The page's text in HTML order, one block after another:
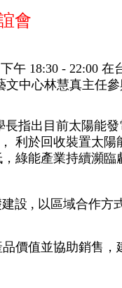
會
下午 18:30 - 22:00 在
中心林慧真主任參
長指出目前太陽能
利於回收裝置太陽
綠能產業持續瀕臨
設 , 以區域合作方
價值並協助銷售，